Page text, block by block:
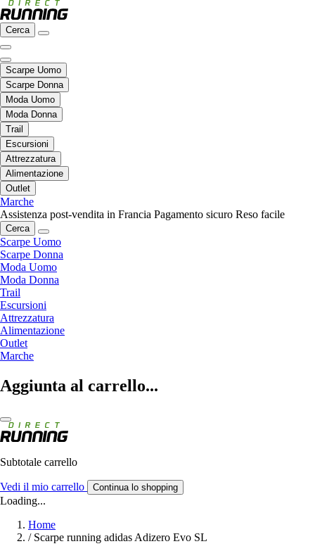
Cerca
Scarpe Uomo
Scarpe Donna
Moda Uomo
Moda Donna
Trail
Escursioni
Attrezzatura
Alimentazione
Outlet
Marche
Assistenza post-vendita in Francia Pagamento sicuro Reso facile
Cerca
Scarpe Uomo
Scarpe Donna
Moda Uomo
Moda Donna
Trail
Escursioni
Attrezzatura
Alimentazione
Outlet
Marche
Aggiunta al carrello...
Subtotale carrello
Vedi il mio carrello Continua lo shopping
Loading...
Home
/ Scarpe running adidas Adizero Evo SL